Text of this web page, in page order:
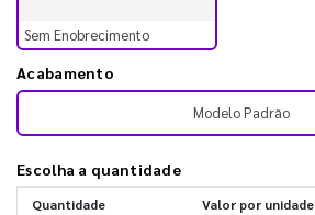
Sem Enobrecimento
Acabamento
Modelo Padrão
Escolha a quantidade
Quantidade Valor por unidade